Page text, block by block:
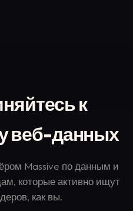
к
веб-данных
Massive по данным и
которые активно ищут
как вы.